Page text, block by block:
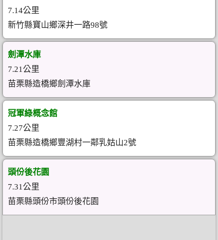
7.14公里
新竹縣寶山鄉深井一路98號
劍潭水庫
7.21公里
苗栗縣造橋鄉劍潭水庫
冠軍綠概念館
7.27公里
苗栗縣造橋鄉豐湖村一鄰乳姑山2號
頭份後花園
7.31公里
苗栗縣頭份市頭份後花園